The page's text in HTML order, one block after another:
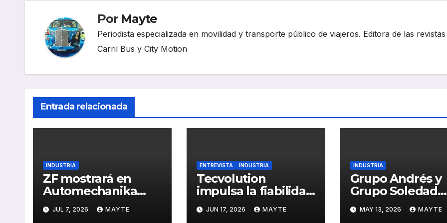
Por Mayte
Periodista especializada en movilidad y transporte público de viajeros. Editora de las revistas
Carril Bus y City Motion
Entrada relacionada
INDUSTRIA
ZF mostrará en
Automechanika
Frankfurt 2026 sus
nuevas soluciones
JUL 7, 2026 MAYTE
ENTREVISTA INDUSTRIA
Tecvolution
impulsa la fiabilidad
operativa en flotas
con baterías
JUN 17, 2026 MAYTE
INDUSTRIA
Grupo Andrés y
Grupo Soledad
impulsan Dunlop
en España con
MAY 13, 2026 MAYTE